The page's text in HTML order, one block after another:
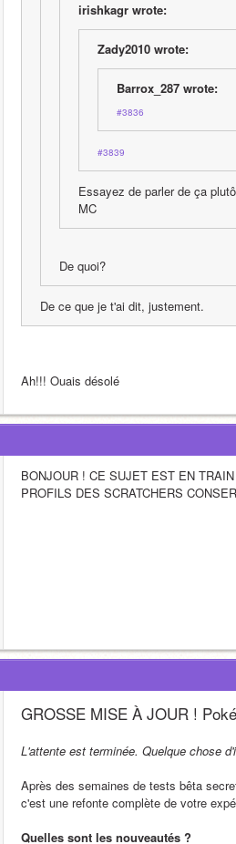
irishkagr wrote:
Zady2010 wrote:
Barrox_287 wrote:
#3836
#3839
Essayez de parler de ça
MC
De quoi?
De ce que je t'ai dit, justement.
Ah!!! Ouais désolé
BONJOUR ! CE SUJET EST EN
PROFILS DES SCRATCHERS
GROSSE MISE À JOUR !
L'attente est terminée. Quelque chose
Après des semaines de tests bêta
c'est une refonte complète de votre
Quelles sont les nouveautés ?